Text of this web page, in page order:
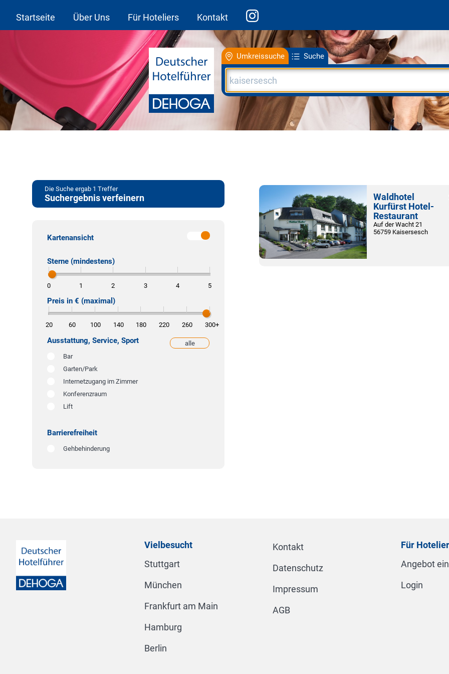
Startseite Über Uns Für Hoteliers Kontakt
Umkreissuche Suche
Waldhotel
Kurfürst Hotel-
Restaurant
Auf der Wacht 21
56759 Kaisersesch
Die Suche ergab 1 Treffer
Suchergebnis verfeinern
Kartenansicht
Sterne (mindestens)
0 1 2 3 4 5
Preis in € (maximal)
20 60 100 140 180 220 260 300+
alle
Ausstattung, Service, Sport
Bar
Garten/Park
Internetzugang im Zimmer
Konferenzraum
Lift
Barrierefreiheit
Gehbehinderung
Vielbesucht
Stuttgart
München
Frankfurt am Main
Hamburg
Berlin
Kontakt
Datenschutz
Impressum
AGB
Für
Angebot
Login